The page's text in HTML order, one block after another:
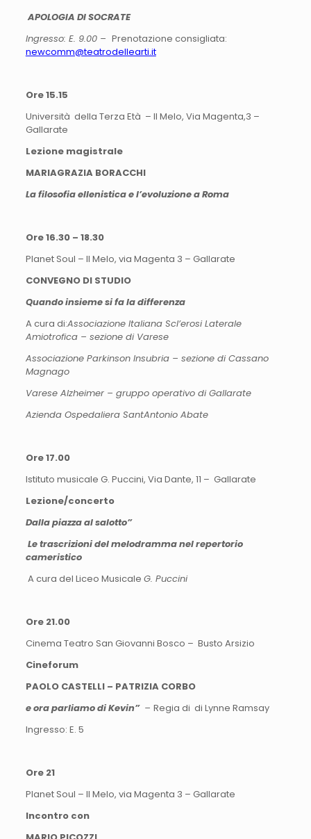
APOLOGIA DI SOCRATE
Ingresso: E. 9.00 – Prenotazione consigliata:
newcomm@teatrodellearti.it
Ore 15.15
Università della Terza Età – Il Melo, Via Magenta,3 –
Gallarate
Lezione magistrale
MARIAGRAZIA BORACCHI
La filosofia ellenistica e l’evoluzione a Roma
Ore 16.30 – 18.30
Planet Soul – Il Melo, via Magenta 3 – Gallarate
CONVEGNO DI STUDIO
Quando insieme si fa la differenza
A cura di:Associazione Italiana Scl’erosi Laterale
Amiotrofica – sezione di Varese
Associazione Parkinson Insubria – sezione di Cassano
Magnago
Varese Alzheimer – gruppo operativo di Gallarate
Azienda Ospedaliera SantAntonio Abate
Ore 17.00
Istituto musicale G. Puccini, Via Dante, 11 – Gallarate
Lezione/concerto
Dalla piazza al salotto”
Le trascrizioni del melodramma nel repertorio
cameristico
A cura del Liceo Musicale G. Puccini
Ore 21.00
Cinema Teatro San Giovanni Bosco – Busto Arsizio
Cineforum
PAOLO CASTELLI – PATRIZIA CORBO
e ora parliamo di Kevin” – Regia di di Lynne Ramsay
Ingresso: E. 5
Ore 21
Planet Soul – Il Melo, via Magenta 3 – Gallarate
Incontro con